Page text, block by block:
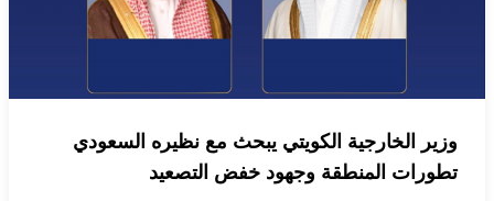
وزير الخارجية الكويتي يبحث مع نظيره السعودي
تطورات المنطقة وجهود خفض التصعيد